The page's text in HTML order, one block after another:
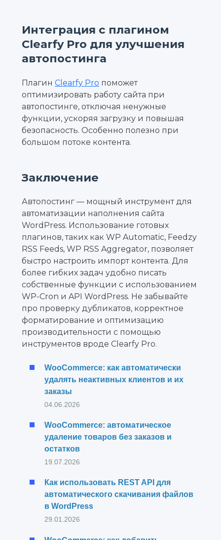
Интеграция с плагином
Clearfy Pro для улучшения
автопостинга
Плагин Clearfy Pro поможет
оптимизировать работу сайта при
автопостинге, отключая ненужные
функции, ускоряя загрузку и повышая
безопасность. Особенно полезно при
большом потоке контента.
Заключение
Автопостинг — мощный инструмент для
автоматизации наполнения сайта
WordPress. Использование готовых
плагинов, таких как WP Automatic, Feedzy
RSS Feeds, WP RSS Aggregator, позволяет
быстро настроить импорт контента. Для
более гибких задач удобно писать
собственные функции с использованием
WP-Cron и API WordPress. Не забывайте
про проверку дубликатов, корректное
форматирование и оптимизацию
производительности с помощью
инструментов вроде Clearfy Pro.
WooCommerce: как автоматически
удалять неактивных клиентов и их
заказы
04.06.2026
WooCommerce: автоматическое
удаление товаров без заказов и
остатков
19.07.2026
Как использовать REST API для
автоматического скачивания файлов
в WordPress
29.01.2026